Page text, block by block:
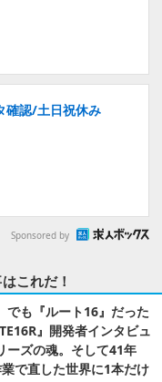
これだ！
も『ルート16』だった
』開発者インタビュ
ズの魂。そして41年
で直した世界に1本だけ
れ1台。AMD Ryzen™ AI
回る
で話題のレースタイトルを
た！
復活！懐かしくも色褪せ
スト』遊びやすい機能も
触れるのにぴったり